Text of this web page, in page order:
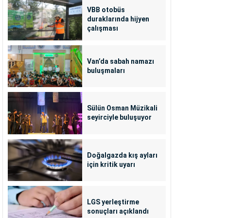
VBB otobüs
duraklarında hijyen
çalışması
Van’da sabah namazı
buluşmaları
Sülün Osman Müzikali
seyirciyle buluşuyor
Doğalgazda kış ayları
için kritik uyarı
LGS yerleştirme
sonuçları açıklandı